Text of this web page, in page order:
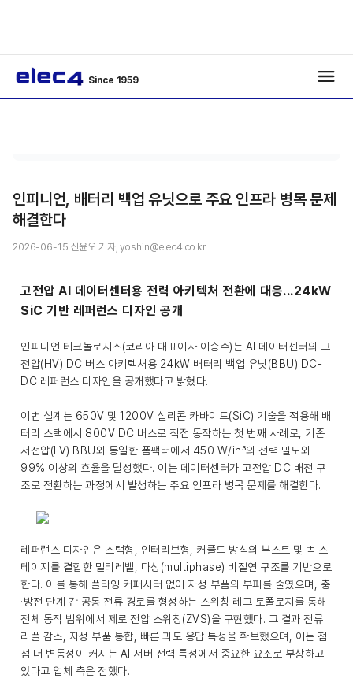
Since 1959
인피니언, 배터리 백업 유닛으로 주요 인프라 병목 문제
해결한다
2026-06-15 신윤오 기자, yoshin@elec4.co.kr
고전압 AI 데이터센터용 전력 아키텍처 전환에 대응...24kW
SiC 기반 레퍼런스 디자인 공개
인피니언 테크놀로지스(코리아 대표이사 이승수)는 AI 데이터센터의 고
전압(HV) DC 버스 아키텍처용 24kW 배터리 백업 유닛(BBU) DC-
DC 레퍼런스 디자인을 공개했다고 밝혔다.
이번 설계는 650V 및 1200V 실리콘 카바이드(SiC) 기술을 적용해 배
터리 스택에서 800V DC 버스로 직접 동작하는 첫 번째 사례로, 기존
저전압(LV) BBU와 동일한 폼팩터에서 450 W/in³의 전력 밀도와
99% 이상의 효율을 달성했다. 이는 데이터센터가 고전압 DC 배전 구
조로 전환하는 과정에서 발생하는 주요 인프라 병목 문제를 해결한다.
레퍼런스 디자인은 스택형, 인터리브형, 커플드 방식의 부스트 및 벅 스
테이지를 결합한 멀티레벨, 다상(multiphase) 비절연 구조를 기반으로
한다. 이를 통해 플라잉 커패시터 없이 자성 부품의 부피를 줄였으며, 충
·방전 단계 간 공통 전류 경로를 형성하는 스위칭 레그 토폴로지를 통해
전체 동작 범위에서 제로 전압 스위칭(ZVS)을 구현했다. 그 결과 전류
리플 감소, 자성 부품 통합, 빠른 과도 응답 특성을 확보했으며, 이는 점
점 더 변동성이 커지는 AI 서버 전력 특성에서 중요한 요소로 부상하고
있다고 업체 측은 전했다.